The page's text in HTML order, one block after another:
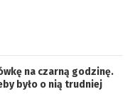
na czarną godzinę.
było o nią trudniej